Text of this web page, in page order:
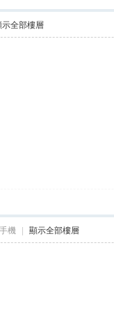
示全部樓層
機 顯示全部樓層